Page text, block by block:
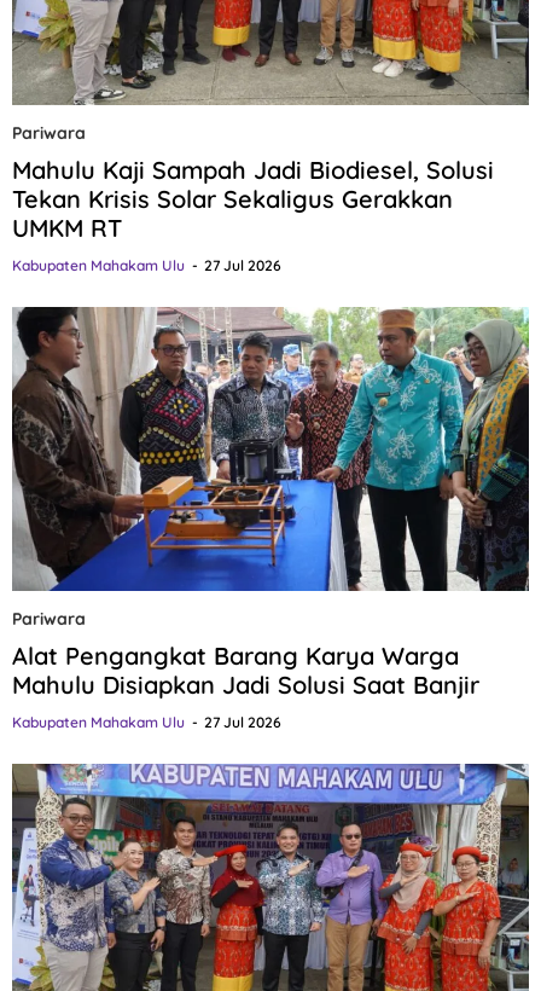
Pariwara
Mahulu Kaji Sampah Jadi Biodiesel, Solusi
Tekan Krisis Solar Sekaligus Gerakkan
UMKM RT
Kabupaten Mahakam Ulu 27 Jul 2026
Pariwara
Alat Pengangkat Barang Karya Warga
Mahulu Disiapkan Jadi Solusi Saat Banjir
Kabupaten Mahakam Ulu 27 Jul 2026